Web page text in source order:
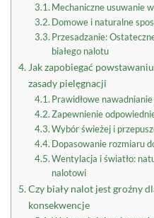
Mechaniczne usuwanie
Domowe i naturalne
Przesadzanie:
białego nalotu
Jak zapobiegać
zasady pielęgnacji
Prawidłowe
Zapewnienie
Wybór świeżej i
Dopasowanie rozmiaru
Wentylacja i światło:
nalotowi
Czy biały nalot jest groźny
konsekwencje